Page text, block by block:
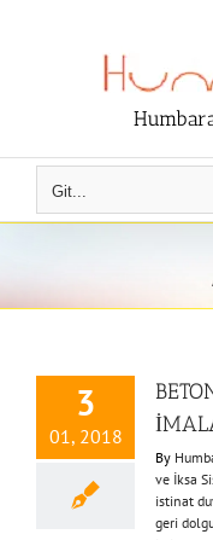
Git...
3
01, 2018
By
ve İksa
istinat
geri